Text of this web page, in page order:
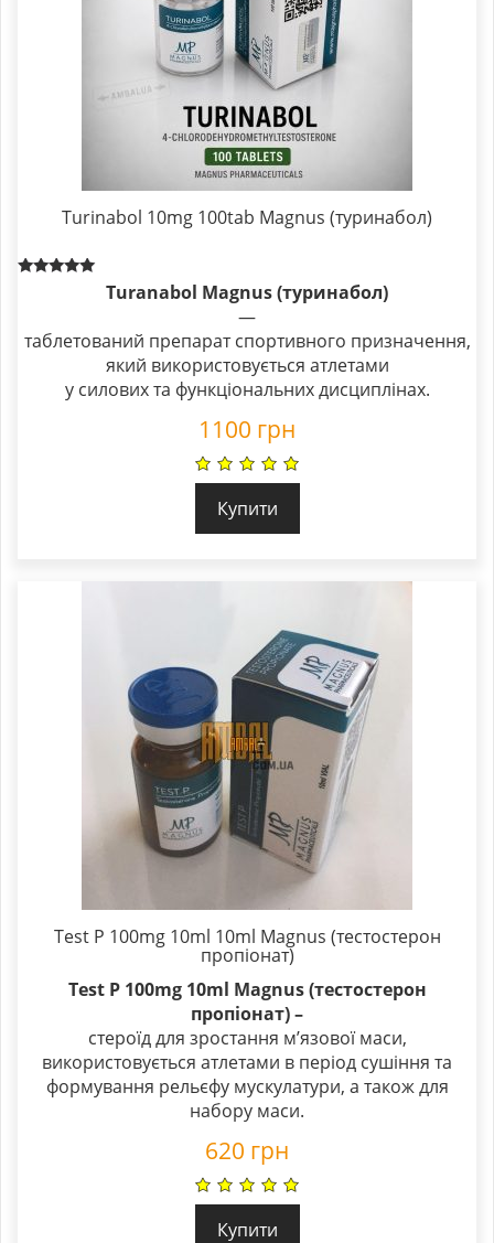
Turinabol 10mg 100tab Magnus (туринабол)
Turanabol Magnus (туринабол)
—
таблетований препарат спортивного призначення,
який використовується атлетами
у силових та функціональних дисциплінах.
1100 грн
Купити
Test P 100mg 10ml 10ml Magnus (тестостерон
пропіонат)
Test P 100mg 10ml Magnus (тестостерон
пропіонат)–
стероїд для зростання м’язової маси,
використовується атлетами в період сушіння та
формування рельєфу мускулатури, а також для
набору маси.
620 грн
Купити